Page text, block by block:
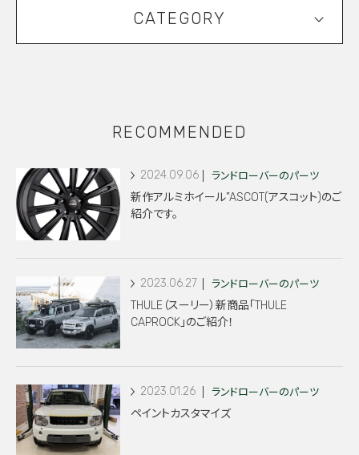
CATEGORY
RECOMMENDED
2024.09.06 ランドローバーのパーツ
新作アルミホイール”ASCOT(アスコット)のご
紹介です。
2023.06.27 ランドローバーのパーツ
THULE（スーリー）新商品「THULE
CAPROCK」のご紹介！
2023.01.26 ランドローバーのパーツ
ペイントカスタマイズ